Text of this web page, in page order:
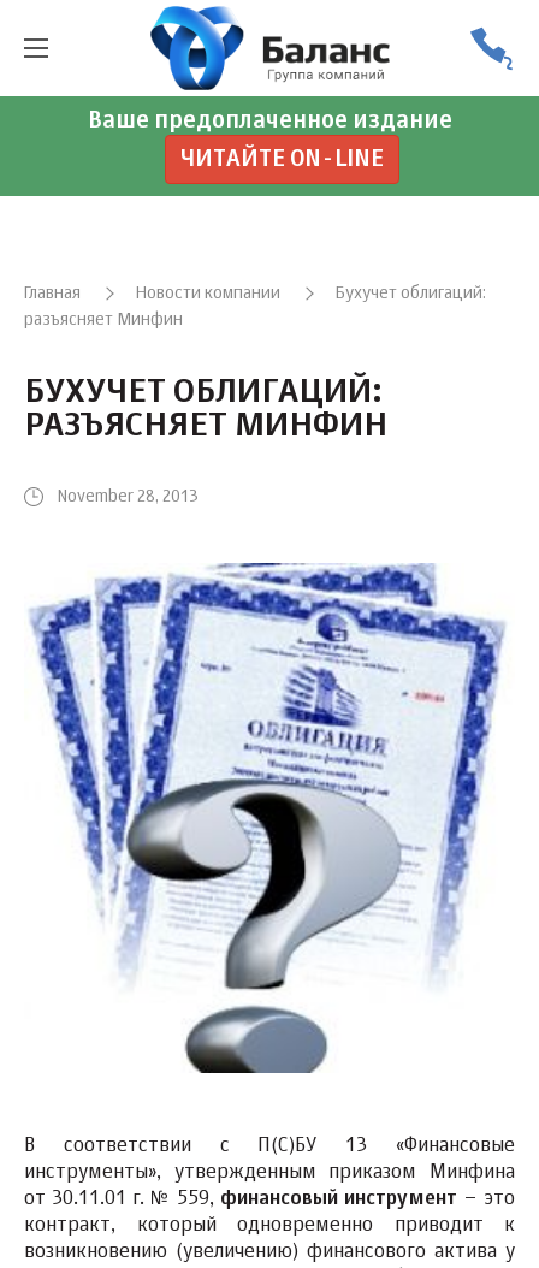
Ваше предоплаченное издание
ЧИТАЙТЕ ON-LINE
Главная Новости компании
Бухучет облигаций:
разъясняет Минфин
БУХУЧЕТ ОБЛИГАЦИЙ:
РАЗЪЯСНЯЕТ МИНФИН
November 28, 2013
В соответствии с П(С)БУ 13 «Финансовые
инструменты», утвержденным приказом Минфина
от 30.11.01 г. № 559, финансовый инструмент – это
контракт, который одновременно приводит к
возникновению (увеличению) финансового актива у